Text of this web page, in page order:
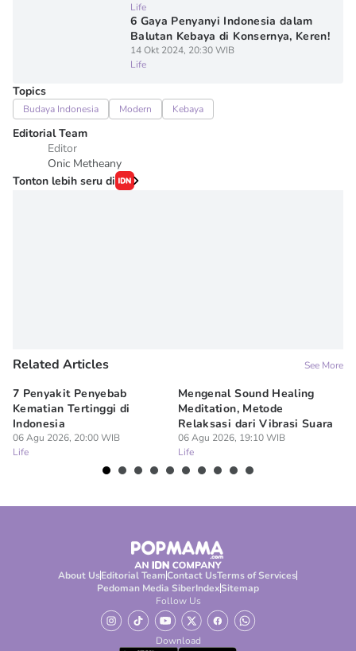
Life
6 Gaya Penyanyi Indonesia dalam
Balutan Kebaya di Konsernya, Keren!
14 Okt 2024, 20:30 WIB
Life
Topics
Budaya Indonesia Modern Kebaya
Editorial Team
Editor
Onic Metheany
Tonton lebih seru di
Related Articles See More
7 Penyakit Penyebab
Kematian Tertinggi di
Indonesia
06 Agu 2026, 20:00 WIB
Life
Mengenal Sound Healing
Meditation, Metode
Relaksasi dari Vibrasi Suara
06 Agu 2026, 19:10 WIB
Life
About UsEditorial TeamContact UsTerms of Services
Pedoman Media SiberIndexSitemap
Follow Us
Download